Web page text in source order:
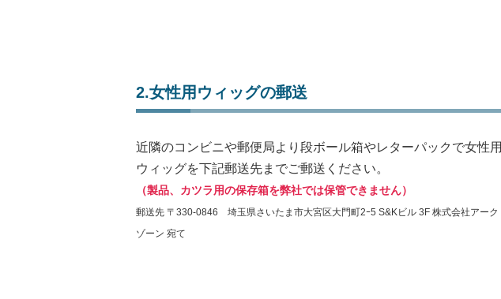
2.女性用ウィッグの郵送
近隣のコンビニや郵便局より段ボール箱やレターパックで女性用
ウィッグを下記郵送先までご郵送ください。
（製品、カツラ用の保存箱を弊社では保管できません）
郵送先 〒330-0846 埼玉県さいたま市大宮区大門町2ｰ5 S&Kビル 3F 株式会社アーク
ゾーン 宛て